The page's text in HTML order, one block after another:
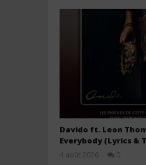
Davido ft. Leon
Everybody (Lyrics &
4 août 2026
0